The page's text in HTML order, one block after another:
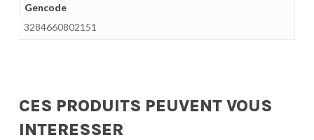
Gencode
3284660802151
CES PRODUITS PEUVENT VOUS
INTERESSER